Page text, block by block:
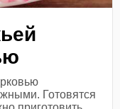
Готовятся